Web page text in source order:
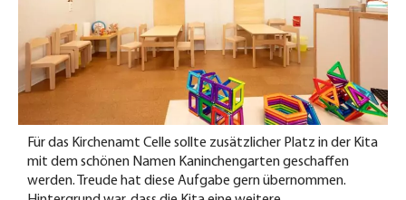
Für das Kirchenamt Celle sollte zusätzlicher Platz in der Kita
mit dem schönen Namen Kaninchengarten geschaffen
werden. Treude hat diese Aufgabe gern übernommen.